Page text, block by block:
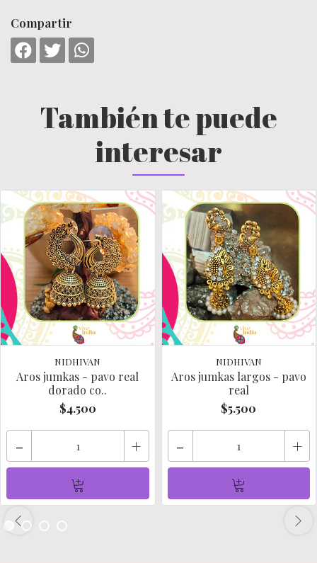
Compartir
También te puede
interesar
NIDHIVAN
Aros jumkas - pavo real
dorado co..
$4.500
- +
NIDHIVAN
Aros jumkas largos - pavo
real
$5.500
- +